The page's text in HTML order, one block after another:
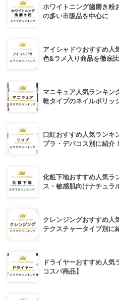
ホワイトニング歯磨き粉
の多い市販品を中心に
アイシャドウおすすめ人
色&ラメ入り商品を徹底比
マニキュア人気ランキン
乾タイプのネイルポリッ
口紅おすすめ人気ランキ
プラ・デパコス別に紹介！
化粧下地おすすめ人気ラ
ス・敏感肌向けナチュラ
クレンジングおすすめ人
テクスチャータイプ別に
ドライヤーおすすめ人気
コスパ商品】